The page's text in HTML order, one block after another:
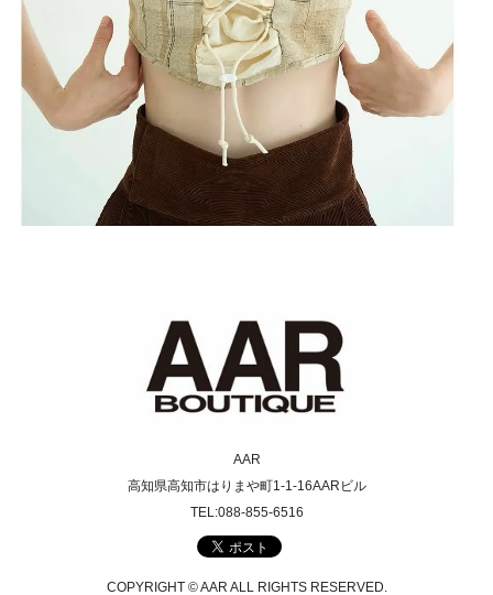
AAR
高知県高知市はりまや町1-1-16AARビル
TEL:088-855-6516
COPYRIGHT © AAR ALL RIGHTS RESERVED.